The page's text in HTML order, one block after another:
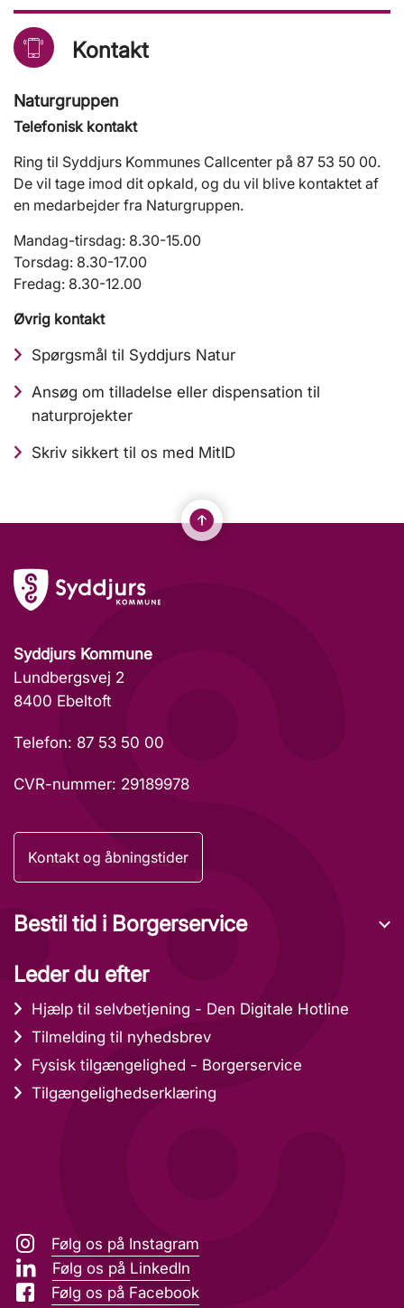
Kontakt
Naturgruppen
Telefonisk kontakt
Ring til Syddjurs Kommunes Callcenter på 87 53 50 00.
De vil tage imod dit opkald, og du vil blive kontaktet af
en medarbejder fra Naturgruppen.
Mandag-tirsdag: 8.30-15.00
Torsdag: 8.30-17.00
Fredag: 8.30-12.00
Øvrig kontakt
Spørgsmål til Syddjurs Natur
Ansøg om tilladelse eller dispensation til
naturprojekter
Skriv sikkert til os med MitID
Syddjurs Kommune
Lundbergsvej 2
8400 Ebeltoft
Telefon: 87 53 50 00
CVR-nummer: 29189978
Kontakt og åbningstider
Bestil tid i Borgerservice
Leder du efter
Hjælp til selvbetjening - Den Digitale Hotline
Tilmelding til nyhedsbrev
Fysisk tilgængelighed - Borgerservice
Tilgængelighedserklæring
Følg os på Instagram
Følg os på LinkedIn
Følg os på Facebook